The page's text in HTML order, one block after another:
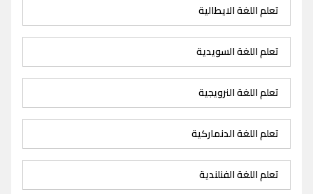
تعلم اللغة الايطالية
تعلم اللغة السويدية
تعلم اللغة النرويجية
تعلم اللغة الدنماركية
تعلم اللغة الفنلندية